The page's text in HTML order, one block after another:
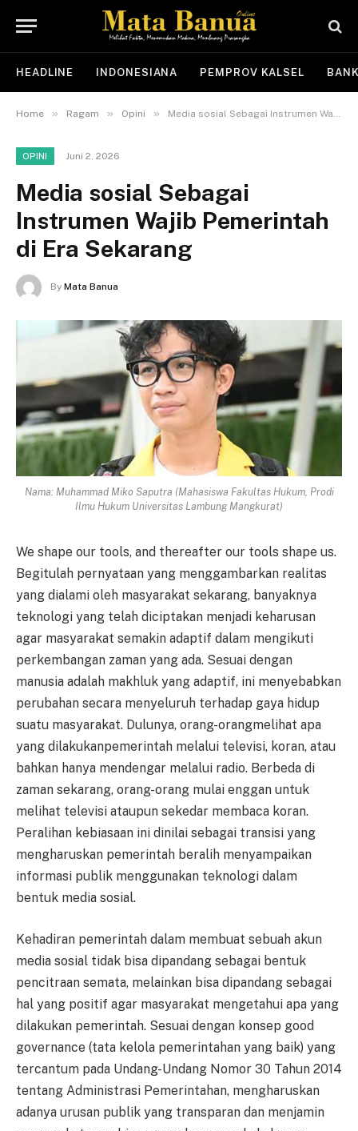
HEADLINE INDONESIANA PEMPROV KALSEL
Home » Ragam » Opini » Media sosial Sebagai Instrumen Wajib Pemerintah di Era Sekarang
OPINI Juni 2, 2026
Media sosial Sebagai
Instrumen Wajib Pemerintah
di Era Sekarang
By Mata Banua
Nama: Muhammad Miko Saputra (Mahasiswa Fakultas Hukum, Prodi
Ilmu Hukum Universitas Lambung Mangkurat)
We shape our tools, and thereafter our tools shape us.
Begitulah pernyataan yang menggambarkan realitas
yang dialami oleh masyarakat sekarang, banyaknya
teknologi yang telah diciptakan menjadi keharusan
agar masyarakat semakin adaptif dalam mengikuti
perkembangan zaman yang ada. Sesuai dengan
manusia adalah makhluk yang adaptif, ini menyebabkan
perubahan secara menyeluruh terhadap gaya hidup
suatu masyarakat. Dulunya, orang-orangmelihat apa
yang dilakukanpemerintah melalui televisi, koran, atau
bahkan hanya mendengar melalui radio. Berbeda di
zaman sekarang, orang-orang mulai enggan untuk
melihat televisi ataupun sekedar membaca koran.
Peralihan kebiasaan ini dinilai sebagai transisi yang
mengharuskan pemerintah beralih menyampaikan
informasi publik menggunakan teknologi dalam
bentuk media sosial.
Kehadiran pemerintah dalam membuat sebuah akun
media sosial tidak bisa dipandang sebagai bentuk
pencitraan semata, melainkan bisa dipandang sebagai
hal yang positif agar masyarakat mengetahui apa yang
dilakukan pemerintah. Sesuai dengan konsep good
governance (tata kelola pemerintahan yang baik) yang
tercantum pada Undang-Undang Nomor 30 Tahun 2014
tentang Administrasi Pemerintahan, mengharuskan
adanya urusan publik yang transparan dan menjamin